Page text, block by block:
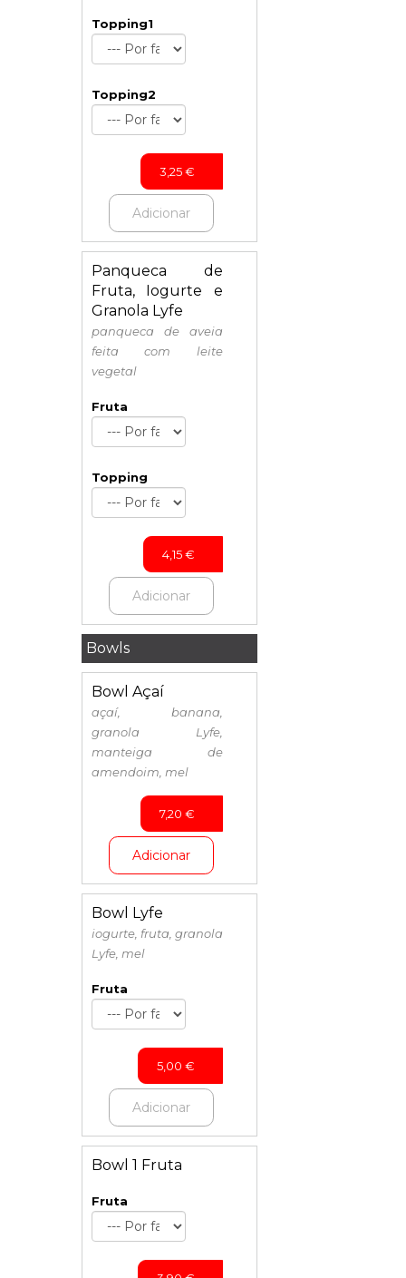
Topping1
Topping2
3,25€
Adicionar
Panqueca de
Fruta, Iogurte e
Granola Lyfe
panqueca de aveia
feita com leite
vegetal
Fruta
Topping
4,15€
Adicionar
Bowls
Bowl Açaí
açaí, banana,
granola Lyfe,
manteiga de
amendoim, mel
7,20 €
Adicionar
Bowl Lyfe
iogurte, fruta, granola
Lyfe, mel
Fruta
5,00 €
Adicionar
Bowl 1 Fruta
Fruta